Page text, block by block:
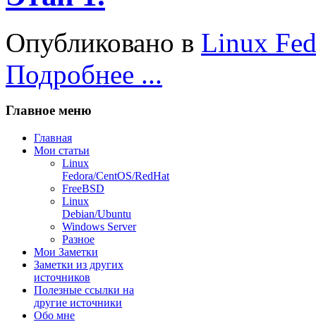
Опубликовано в Linux
Подробнее ...
Главное меню
Главная
Мои статьи
Linux
Fedora/CentOS/RedHat
FreeBSD
Linux
Debian/Ubuntu
Windows Server
Разное
Мои Заметки
Заметки из других
источников
Полезные ссылки на
другие источники
Обо мне